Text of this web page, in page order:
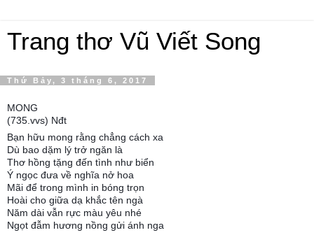
Trang thơ Vũ Viết Song
Thứ Bảy, 3 tháng 6, 2017
MONG
(735.vvs) Nđt
Bạn hữu mong rằng chẳng cách xa
Dù bao dặm lý trở ngăn là
Thơ hồng tặng đến tình như biển
Ý ngọc đưa về nghĩa nở hoa
Mãi để trong mình in bóng trọn
Hoài cho giữa dạ khắc tên ngà
Năm dài vẫn rực màu yêu nhé
Ngọt đẫm hương nồng gửi ánh nga